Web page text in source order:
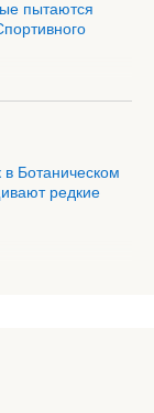
пытаются
в Ботаническом
редкие